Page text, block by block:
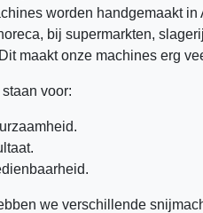
worden handgemaakt
bij supermarkten,
maakt onze machines erg
voor:
we verschillende